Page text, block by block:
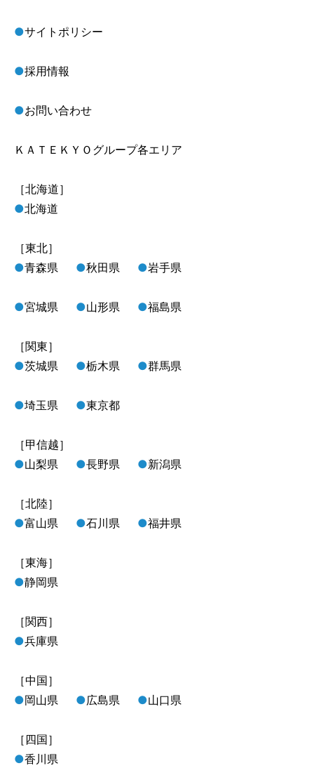
●サイトポリシー
●採用情報
●お問い合わせ
ＫＡＴＥＫＹＯグループ各エリア
［北海道］
●北海道
［東北］
●青森県 ●秋田県 ●岩手県
●宮城県 ●山形県 ●福島県
［関東］
●茨城県 ●栃木県 ●群馬県
●埼玉県 ●東京都
［甲信越］
●山梨県 ●長野県 ●新潟県
［北陸］
●富山県 ●石川県 ●福井県
［東海］
●静岡県
［関西］
●兵庫県
［中国］
●岡山県 ●広島県 ●山口県
［四国］
●香川県